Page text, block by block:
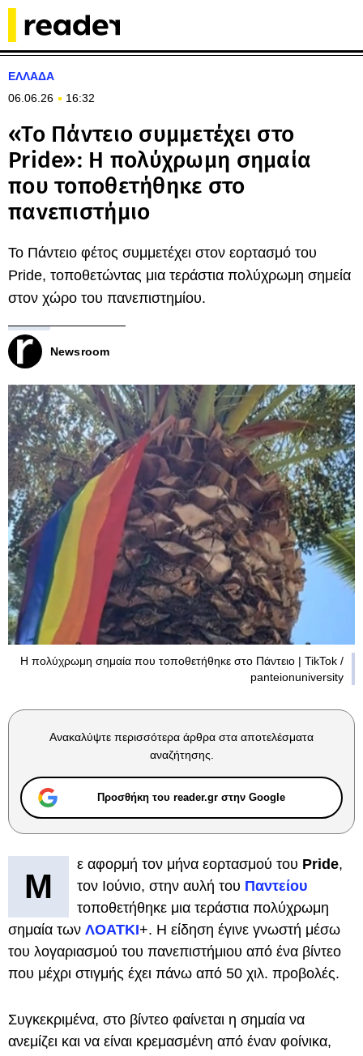
ΕΛΛΑΔΑ
06.06.26
16:32
«Το Πάντειο συμμετέχει στο
Pride»: Η πολύχρωμη σημαία
που τοποθετήθηκε στο
πανεπιστήμιο
Το Πάντειο φέτος συμμετέχει στον εορτασμό του
Pride, τοποθετώντας μια τεράστια πολύχρωμη σημεία
στον χώρο του πανεπιστημίου.
Newsroom
Η πολύχρωμη σημαία που τοποθετήθηκε στο Πάντειο | TikTok /
panteionuniversity
Ανακαλύψτε περισσότερα άρθρα στα αποτελέσματα
αναζήτησης.
Προσθήκη του reader.gr στην Google
Μ
ε αφορμή τον μήνα εορτασμού του Pride,
τον Ιούνιο, στην αυλή του Παντείου
τοποθετήθηκε μια τεράστια πολύχρωμη
σημαία των ΛΟΑΤΚΙ+. Η είδηση έγινε γνωστή μέσω
του λογαριασμού του πανεπιστήμιου από ένα βίντεο
που μέχρι στιγμής έχει πάνω από 50 χιλ. προβολές.
Συγκεκριμένα, στο βίντεο φαίνεται η σημαία να
ανεμίζει και να είναι κρεμασμένη από έναν φοίνικα,